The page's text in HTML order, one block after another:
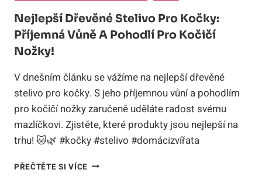
Nejlepší Dřevěné Stelivo Pro Kočky:
Příjemná Vůně A Pohodlí Pro Kočičí
Nožky!
V dnešním článku se vážíme na nejlepší dřevěné
stelivo pro kočky. S jeho příjemnou vůní a pohodlím
pro kočičí nožky zaručeně uděláte radost svému
mazlíčkovi. Zjistěte, které produkty jsou nejlepší na
trhu! 🐱🌿 #kočky #stelivo #domácizvířata
PŘEČTĚTE SI VÍCENEJLEPŠÍ